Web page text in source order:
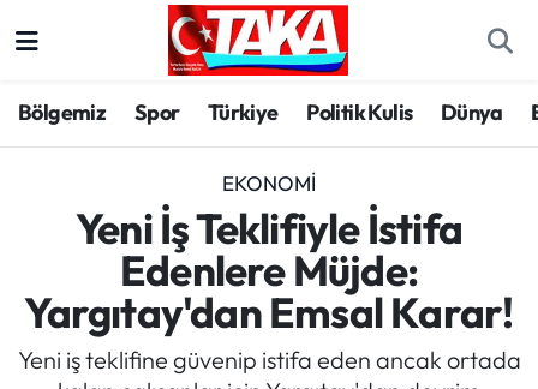
Bölgemiz Spor Türkiye Politik Kulis Dünya
EKONOMI
Yeni İş Teklifiyle İstifa
Edenlere Müjde:
Yargıtay'dan Emsal Karar!
Yeni iş teklifine güvenip istifa eden ancak ortada
Spor
Türkiye
Kültür/Sanat
Politika
Trabzon Hava Durumu
Trabzon Trafik Yoğunluk Haritası
Süper Lig Puan Durumu ve Fikstür
Tüm Manşetler